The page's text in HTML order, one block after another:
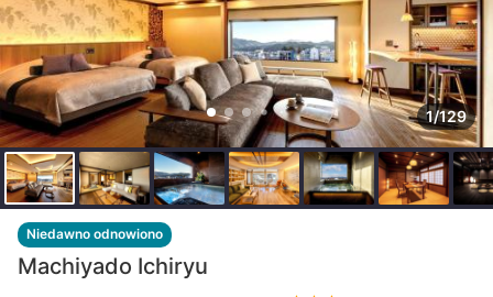
1/129
Niedawno odnowiono
Machiyado Ichiryu